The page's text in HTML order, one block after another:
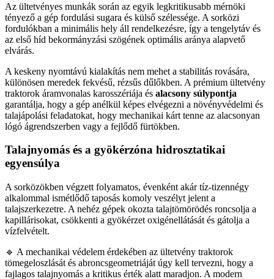
Az ültetvényes munkák során az egyik legkritikusabb mérnöki
tényező a gép fordulási sugara és külső szélessége. A sorközi
fordulókban a minimális hely áll rendelkezésre, így a tengelytáv és
az első híd bekormányzási szögének optimális aránya alapvető
elvárás.
A keskeny nyomtávú kialakítás nem mehet a stabilitás rovására,
különösen meredek fekvésű, rézsűs dűlőkben. A prémium ültetvény
traktorok áramvonalas karosszériája és alacsony súlypontja
garantálja, hogy a gép anélkül képes elvégezni a növényvédelmi és
talajápolási feladatokat, hogy mechanikai kárt tenne az alacsonyan
lógó ágrendszerben vagy a fejlődő fürtökben.
Talajnyomás és a gyökérzóna hidrosztatikai
egyensúlya
A sorközökben végzett folyamatos, évenként akár tíz-tizennégy
alkalommal ismétlődő taposás komoly veszélyt jelent a
talajszerkezetre. A nehéz gépek okozta talajtömörödés roncsolja a
kapillárisokat, csökkenti a gyökérzet oxigénellátását és gátolja a
vízfelvételt.
🔹 A mechanikai védelem érdekében az ültetvény traktorok
tömegeloszlását és abroncsgeometriáját úgy kell tervezni, hogy a
fajlagos talajnyomás a kritikus érték alatt maradjon. A modern